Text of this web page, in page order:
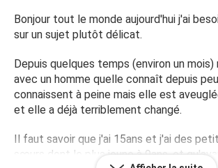
Bonjour tout le monde aujourd'hui j'ai
sur un sujet plutôt délicat.
Depuis quelques temps (environ un
avec un homme quelle connaît depuis
connaissent à peine mais elle est
et elle a déjà terriblement changé.
Il faut savoir que j'ai 15ans et j'ai des
sœurs dont le plus jeune à 9ans, et